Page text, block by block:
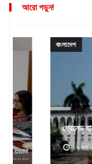
আরো পড়ুন!
গ্রেনেড হামলা
১৯ মার্চ ২০২৫